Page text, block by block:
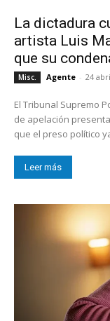
La dictadura
artista Luis
que su
Misc. Agente - 24
El Tribunal Supremo
de apelación
que el preso político
Leer más